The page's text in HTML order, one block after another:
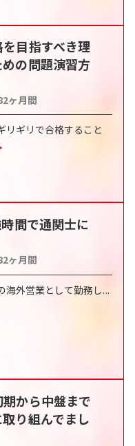
目指すべき理
の問題演習方
ヶ月間
リギリで合格すること
間で通関士に
ヶ月間
外営業として勤務し...
から中盤まで
り組んでまし